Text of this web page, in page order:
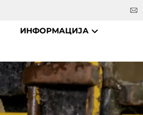
ИНФОРМАЦИЈА